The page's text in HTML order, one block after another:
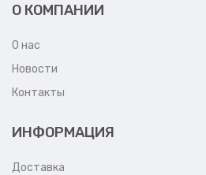
О КОМПАНИИ
О нас
Новости
Контакты
ИНФОРМАЦИЯ
Доставка